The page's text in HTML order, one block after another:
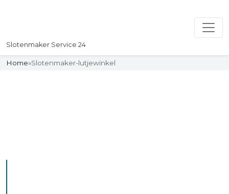
Slotenmaker Service 24
Home»Slotenmaker-lutjewinkel